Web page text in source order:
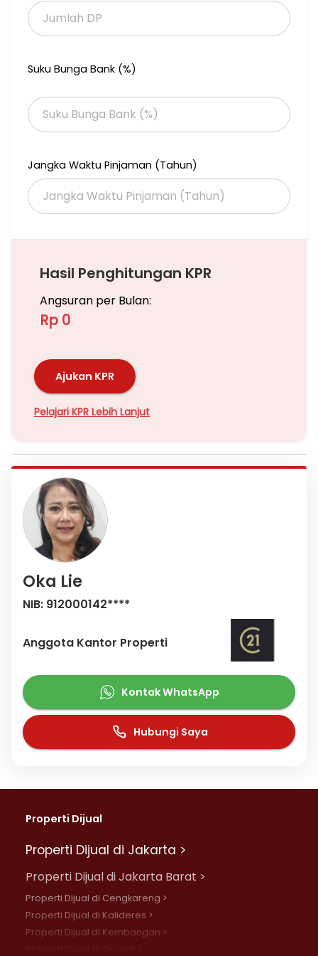
Suku Bunga Bank (%)
Jangka Waktu Pinjaman (Tahun)
Hasil Penghitungan KPR
Angsuran per Bulan:
Rp 0
Ajukan KPR
Pelajari KPR Lebih Lanjut
Oka Lie
NIB: 912000142****
Anggota Kantor Properti
Kontak WhatsApp
Hubungi Saya
Properti Dijual
Properti Dijual di Jakarta >
Properti Dijual di Jakarta Barat >
Properti Dijual di Cengkareng >
Properti Dijual di Kalideres >
Properti Dijual di Kembangan >